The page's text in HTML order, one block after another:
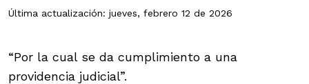
Última actualización: jueves, febrero 12 de 2026
“Por la cual se da cumplimiento a una
providencia judicial”.